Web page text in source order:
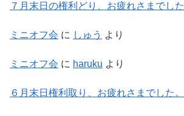
７月末日の権利どり、お疲れさまでした
ミニオフ会 に しゅう より
ミニオフ会 に haruku より
６月末日権利取り、お疲れさまでした。